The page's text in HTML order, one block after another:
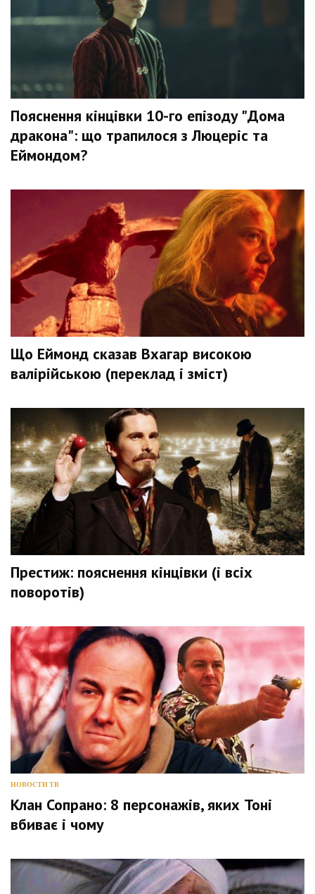
Пояснення кінцівки 10-го епізоду "Дома
дракона": що трапилося з Люцеріс та
Еймондом?
Що Еймонд сказав Вхагар високою
валірійською (переклад і зміст)
Престиж: пояснення кінцівки (і всіх
поворотів)
НОВОСТИ ТВ
Клан Сопрано: 8 персонажів, яких Тоні
вбиває і чому